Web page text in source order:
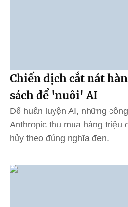
Chiến dịch cắt nát
sách để 'nuôi' AI
Để huấn luyện AI, những
Anthropic thu mua hàng triệu
hủy theo đúng nghĩa đen.